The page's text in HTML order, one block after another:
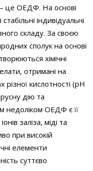
– це ОЕДФ. На основі
індивідуальні
складу. За своєю
сполук на основі
хімічні
отримані на
кислотності (рН
дію та
недоліком ОЕДФ є її
заліза, міді та
при високій
елементи
суттєво